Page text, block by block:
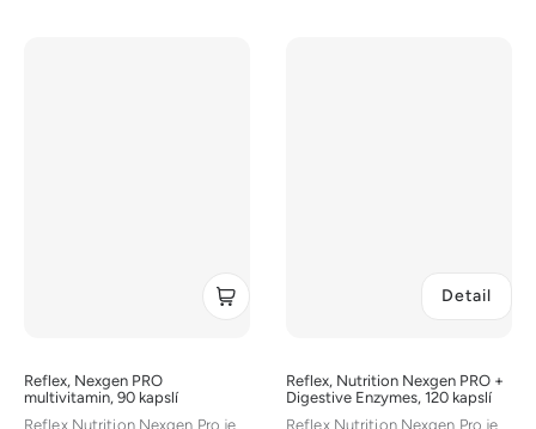
Reflex, Nexgen PRO
multivitamin, 90 kapslí
Reflex Nutrition Nexgen Pro je
Reflex, Nutrition Nexgen PRO +
Digestive Enzymes, 120 kapslí
Detail
Reflex Nutrition Nexgen Pro je